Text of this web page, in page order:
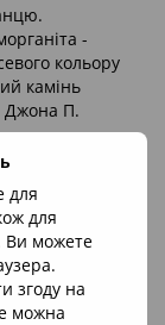
для
для
Ви можете
згоду на
можна
-
кольору
камінь
Джона П.